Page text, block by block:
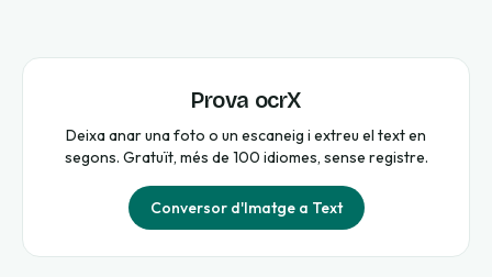
Prova ocrX
Deixa anar una foto o un escaneig i extreu el text en
segons. Gratuït, més de 100 idiomes, sense registre.
Conversor d'Imatge a Text